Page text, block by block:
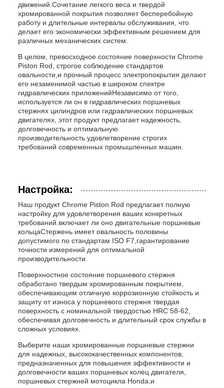
движений.Сочетание легкого веса и твердой
хромированной покрытия позволяет бесперебойную
работу и длительные интервалы обслуживания, что
делает его экономически эффективным решением для
различных механических систем.
В целом, превосходное состояние поверхности Chrome
Piston Rod, строгое соблюдение стандартов
овальности,и прочный процесс электропокрытия делают
его незаменимой частью в широком спектре
гидравлических приложенийНезависимо от того,
используется ли он в гидравлических поршневых
стержнях цилиндров или гидравлических поршневых
двигателях, этот продукт предлагает надежность,
долговечность и оптимальную
производительность.удовлетворение строгих
требований современных промышленных машин.
Настройка:
Наш продукт Chrome Piston Rod предлагает полную
настройку для удовлетворения ваших конкретных
требований.включает ли оно двигательные поршневые
кольцаСтержень имеет овальность половины
допустимого по стандартам ISO F7,гарантирование
точности измерений для оптимальной
производительности.
Поверхностное состояние поршневого стержня
обработано твердым хромированным покрытием,
обеспечивающим отличную коррозионную стойкость и
защиту от износа.у поршневого стержня твердая
поверхность с номинальной твердостью HRC 58-62,
обеспечивая долговечность и длительный срок службы в
сложных условиях.
Выберите наши хромированные поршневые стержни
для надежных, высококачественных компонентов,
предназначенных для повышения эффективности и
долговечности ваших поршневых колец двигателя,
поршневых стержней мотоцикла Honda,и